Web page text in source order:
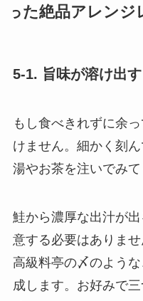
った絶品アレンジ
5-1. 旨味が溶け出す
もし食べきれずに余
けません。細かく刻
湯やお茶を注いでみて
鮭から濃厚な出汁が
意する必要はありませ
高級料亭の〆のよう
成します。お好みで